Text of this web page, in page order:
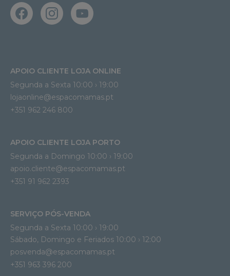
APOIO CLIENTE LOJA ONLINE
Segunda a Sexta 10:00 › 19:00
lojaonline@espacomamas.pt
+351 962 246 800
APOIO CLIENTE LOJA PORTO
Segunda a Domingo 10:00 › 19:00
apoio.cliente@espacomamas.pt
+351 91 962 2393
SERVIÇO PÓS-VENDA
Segunda a Sexta 10:00 › 19:00
Sábado, Domingo e Feriados 10:00 › 12:00
posvenda@espacomamas.pt
+351 963 396 200